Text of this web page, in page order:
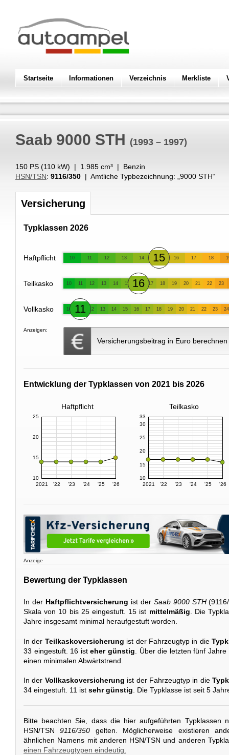
Startseite Informationen Verzeichnis Merkliste
Saab 9000 STH (1993 – 1997)
150 PS (110 kW) | 1.985 cm³ | Benzin
HSN/TSN: 9116/350 | Amtliche Typbezeichnung: „ 9000 STH“
Versicherung
Typklassen 2026
Haftpflicht 10 11 12 13 14 15 16 17 18
Teilkasko 10 11 12 13 14 15 16 17 18 19 20 21 22 23
Vollkasko 10 11 12 13 14 15 16 17 18 19 20 21 22 23 24
Anzeigen:
Versicherungsbeitrag in Euro berechnen
Entwicklung der Typklassen von 2021 bis 2026
Haftpflicht Teilkasko
2021 '22 '23 '24 '25 '26
10
15
20
25
2021 '22 '23 '24 '25 '26
10
15
20
25
30
33
Anzeige
Bewertung der Typklassen
In der Haftpflichtversicherung ist der Saab 9000 STH
Skala von 10 bis 25 eingestuft. 15 ist mittelmäßig . Die
Jahre insgesamt minimal heraufgestuft worden.
In der Teilkaskoversicherung ist der Fahrzeugtyp in die
33 eingestuft. 16 isteher günstig . Über die letzten fünf
einen minimalen Abwärtstrend.
In der Vollkaskoversicherung ist der Fahrzeugtyp in die
34 eingestuft. 11 ist sehr günstig. Die Typklasse ist seit 5
Bitte beachten Sie, dass die hier aufgeführten Typklassen
HSN/TSN9116/350 gelten. Möglicherweise existieren
ähnlichen Namens mit anderen HSN/TSN und anderen
einen Fahrzeugtypen eindeutig.